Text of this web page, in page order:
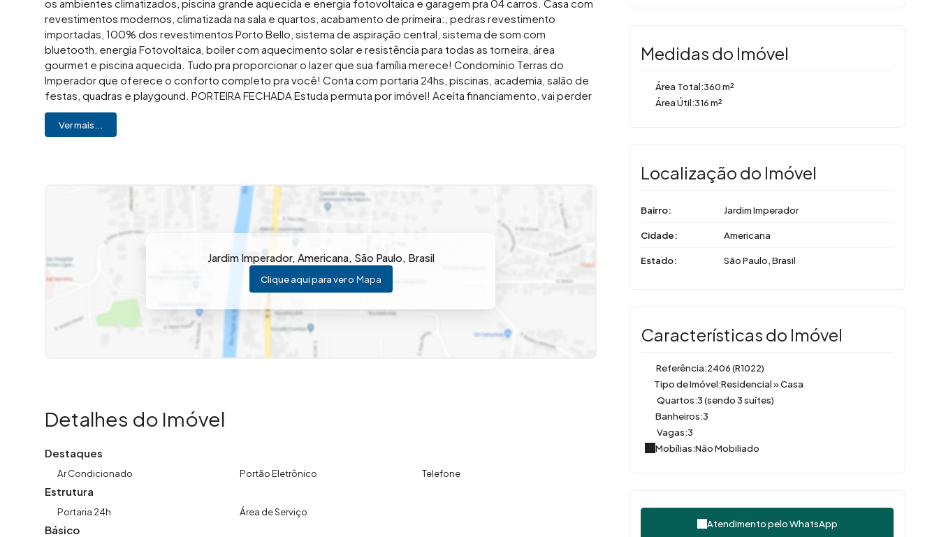
os ambientes climatizados, piscina grande aquecida e energia fotovoltaica e garagem pra 04 carros. Casa com
revestimentos modernos, climatizada na sala e quartos, acabamento de primeira:, pedras revestimento
importadas, 100% dos revestimentos Porto Bello, sistema de aspiração central, sistema de som com
bluetooth, energia Fotovoltaica, boiler com aquecimento solar e resistência para todas as torneira, área
gourmet e piscina aquecida. Tudo pra proporcionar o lazer que sua família merece! Condomínio Terras do
Imperador que oferece o conforto completo pra você! Conta com portaria 24hs, piscinas, academia, salão de
festas, quadras e playgound. PORTEIRA FECHADA Estuda permuta por imóvel! Aceita financiamento, vai perder
essa oportunidade? Gostou desse imóvel? Me liga! Imovibe Imóveis (19) 3648-8494.
Ver mais...
Jardim Imperador, Americana, São Paulo, Brasil
Clique aqui para ver o Mapa
Detalhes do Imóvel
Destaques
Ar Condicionado Portão Eletrônico Telefone
Estrutura
Portaria 24h Área de Serviço
Básico
Medidas do Imóvel
Área Total:360 m²
Área Útil:316 m²
Localização do Imóvel
Bairro: Jardim Imperador
Cidade: Americana
Estado: São Paulo, Brasil
Características do Imóvel
Referência:2406(R1022)
Tipo de Imóvel:Residencial»Casa
Quartos:3 (sendo 3 suítes)
Banheiros:3
Vagas:3
Mobílias:Não Mobiliado
Atendimento peloWhatsApp